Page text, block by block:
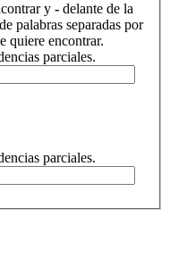
y - delante de la
palabras separadas por
quiere encontrar.
parciales.
parciales.